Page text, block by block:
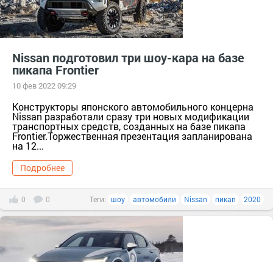
Nissan подготовил три шоу-кара на базе
пикапа Frontier
10 фев 2022 09:29
Конструкторы японского автомобильного концерна
Nissan разработали сразу три новых модификации
транспортных средств, созданных на базе пикапа
Frontier.Торжественная презентация запланирована
на 12...
Подробнее
0 0 Теги: шоу автомобили Nissan пикап 2020